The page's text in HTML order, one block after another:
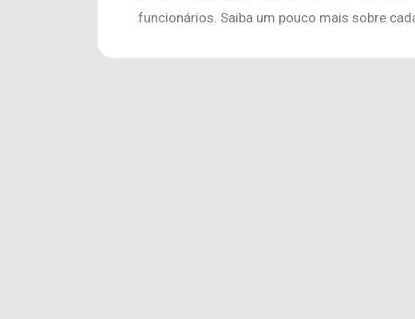
funcionários. Saiba um pouco mais sobre